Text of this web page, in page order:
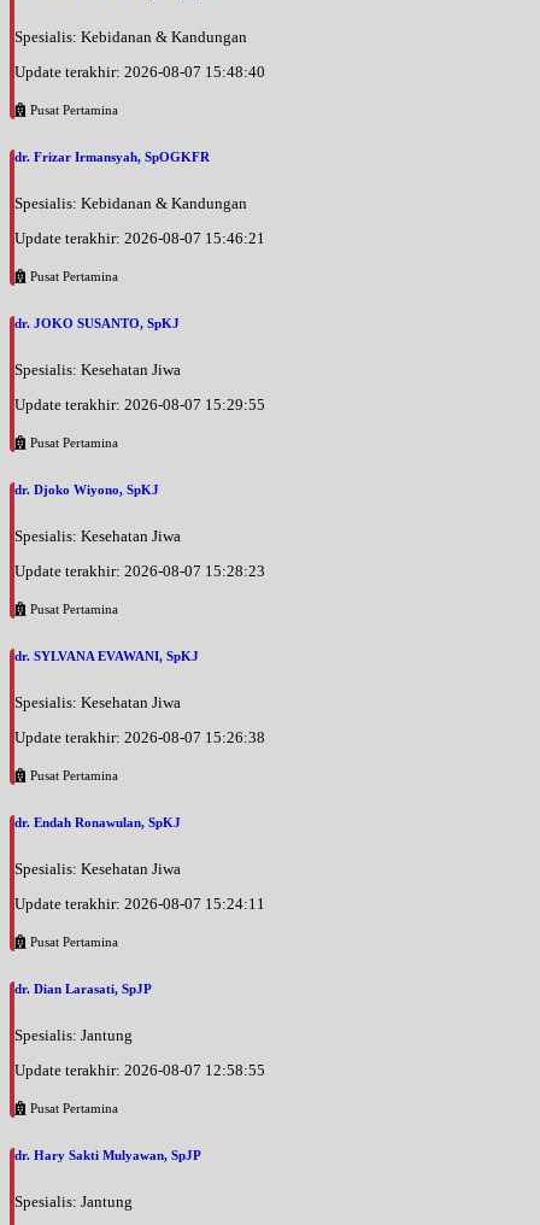
Spesialis: Kebidanan & Kandungan
Update terakhir: 2026-08-07 15:48:40
Pusat Pertamina
dr. Frizar Irmansyah, SpOGKFR
Spesialis: Kebidanan & Kandungan
Update terakhir: 2026-08-07 15:46:21
Pusat Pertamina
dr. JOKO SUSANTO, SpKJ
Spesialis: Kesehatan Jiwa
Update terakhir: 2026-08-07 15:29:55
Pusat Pertamina
dr. Djoko Wiyono, SpKJ
Spesialis: Kesehatan Jiwa
Update terakhir: 2026-08-07 15:28:23
Pusat Pertamina
dr. SYLVANA EVAWANI, SpKJ
Spesialis: Kesehatan Jiwa
Update terakhir: 2026-08-07 15:26:38
Pusat Pertamina
dr. Endah Ronawulan, SpKJ
Spesialis: Kesehatan Jiwa
Update terakhir: 2026-08-07 15:24:11
Pusat Pertamina
dr. Dian Larasati, SpJP
Spesialis: Jantung
Update terakhir: 2026-08-07 12:58:55
Pusat Pertamina
dr. Hary Sakti Mulyawan, SpJP
Spesialis: Jantung